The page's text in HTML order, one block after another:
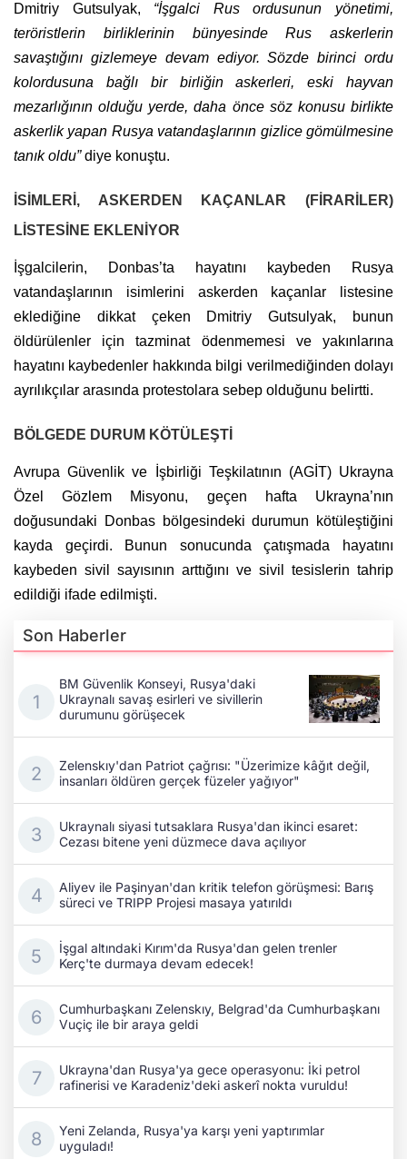
Dmitriy Gutsulyak, “İşgalci Rus ordusunun yönetimi,
teröristlerin birliklerinin bünyesinde Rus askerlerin
savaştığını gizlemeye devam ediyor. Sözde birinci ordu
kolordusuna bağlı bir birliğin askerleri, eski hayvan
mezarlığının olduğu yerde, daha önce söz konusu birlikte
askerlik yapan Rusya vatandaşlarının gizlice gömülmesine
tanık oldu”diye konuştu.
İSİMLERİ, ASKERDEN KAÇANLAR (FİRARİLER)
LİSTESİNE EKLENİYOR
İşgalcilerin, Donbas’ta hayatını kaybeden Rusya
vatandaşlarının isimlerini askerden kaçanlar listesine
eklediğine dikkat çeken Dmitriy Gutsulyak, bunun
öldürülenler için tazminat ödenmemesi ve yakınlarına
hayatını kaybedenler hakkında bilgi verilmediğinden dolayı
ayrılıkçılar arasında protestolara sebep olduğunu belirtti.
BÖLGEDE DURUM KÖTÜLEŞTİ
Avrupa Güvenlik ve İşbirliği Teşkilatının (AGİT) Ukrayna
Özel Gözlem Misyonu, geçen hafta Ukrayna’nın
doğusundaki Donbas bölgesindeki durumun kötüleştiğini
kayda geçirdi. Bunun sonucunda çatışmada hayatını
kaybeden sivil sayısının arttığını ve sivil tesislerin tahrip
edildiği ifade edilmişti.
Son Haberler
BM Güvenlik Konseyi, Rusya'daki
Ukraynalı savaş esirleri ve sivillerin
durumunu görüşecek
Zelenskıy'dan Patriot çağrısı: "Üzerimize kâğıt değil,
insanları öldüren gerçek füzeler yağıyor"
Ukraynalı siyasi tutsaklara Rusya'dan ikinci esaret:
Cezası bitene yeni düzmece dava açılıyor
Aliyev ile Paşinyan'dan kritik telefon görüşmesi: Barış
süreci ve TRIPP Projesi masaya yatırıldı
İşgal altındaki Kırım'da Rusya'dan gelen trenler
Kerç'te durmaya devam edecek!
Cumhurbaşkanı Zelenskıy, Belgrad'da Cumhurbaşkanı
Vuçiç ile bir araya geldi
Ukrayna'dan Rusya'ya gece operasyonu: İki petrol
rafinerisi ve Karadeniz'deki askerî nokta vuruldu!
Yeni Zelanda, Rusya'ya karşı yeni yaptırımlar
uyguladı!